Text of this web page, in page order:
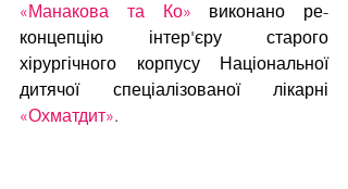
«Манакова та Ко» виконано ре-
концепцію інтер'єру старого
хірургічного корпусу Національної
«Охматдит».